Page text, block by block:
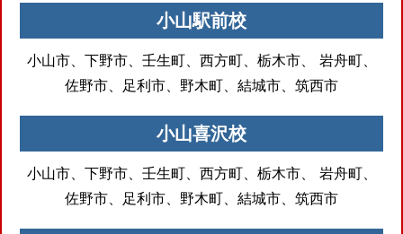
小山駅前校
小山市、下野市、壬生町、西方町、栃木市、
岩舟町、
佐野市、足利市、野木町、結城市、筑西市
小山喜沢校
小山市、下野市、壬生町、西方町、栃木市、
岩舟町、
佐野市、足利市、野木町、結城市、筑西市